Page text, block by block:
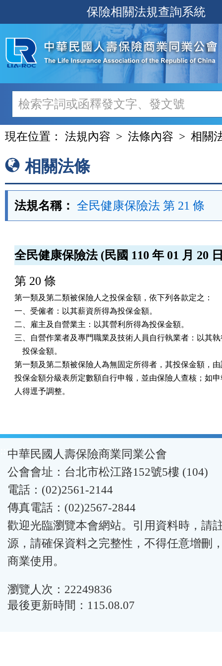
至
主
內
容
保險相關法規查詢系統
現在位置： 法規內容 法條內容 相關
相關法條
法規名稱： 全民健康保險法 第 21 條
全民健康保險法 (民國 110 年 01 月 20
第 20 條
第一類及第二類被保險人之投保金額，依下列各款定之：
一、受僱者：以其薪資所得為投保金額。
二、雇主及自營業主：以其營利所得為投保金額。
三、自營作業者及專門職業及技術人員自行執業者：以其
    投保金額。
第一類及第二類被保險人為無固定所得者，其投保金額，
投保金額分級表所定數額自行申報，並由保險人查核；如
人得逕予調整。
:::中華民國人壽保險商業同業公會
公會會址：台北市松江路152號5樓 (104)
電話：(02)2561-2144
傳真電話：(02)2567-2844
歡迎光臨瀏覽本會網站。引用資料時，請
源，請確保資料之完整性，不得任意增刪
商業使用。
瀏覽人次：22249836
最後更新時間：115.08.07